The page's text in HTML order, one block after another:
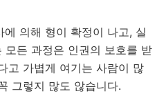
의해 형이 확정이 나고, 실
모든 과정은 인권의 보호를 받
고 가볍게 여기는 사람이 많
그렇지 많도 않습니다.